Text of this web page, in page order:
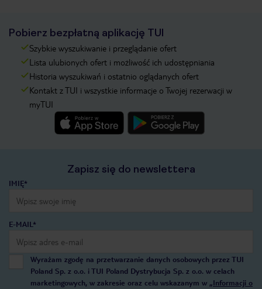
Pobierz bezpłatną aplikację TUI
Szybkie wyszukiwanie i przeglądanie ofert
Lista ulubionych ofert i możliwość ich udostępniania
Historia wyszukiwań i ostatnio oglądanych ofert
Kontakt z TUI i wszystkie informacje o Twojej rezerwacji w
myTUI
Zapisz się do newslettera
IMIĘ*
E-MAIL*
Wyrażam zgodę na przetwarzanie danych osobowych przez TUI
Poland Sp. z o.o. i TUI Poland Dystrybucja Sp. z o.o. w celach
marketingowych, w zakresie oraz celu wskazanym w „Informacji o